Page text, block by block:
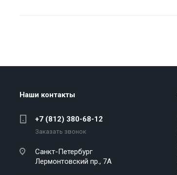
Наши контакты
+7 (812) 380-68-12
Заказать звонок
Санкт-Петербург
Лермонтовский пр., 7А